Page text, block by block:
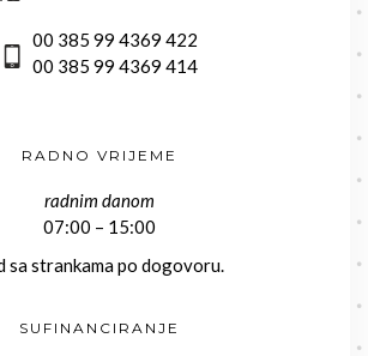
00 385 99 4369 422
00 385 99 4369 414
RADNO VRIJEME
radnim danom
07:00 – 15:00
sa strankama po dogovoru.
SUFINANCIRANJE